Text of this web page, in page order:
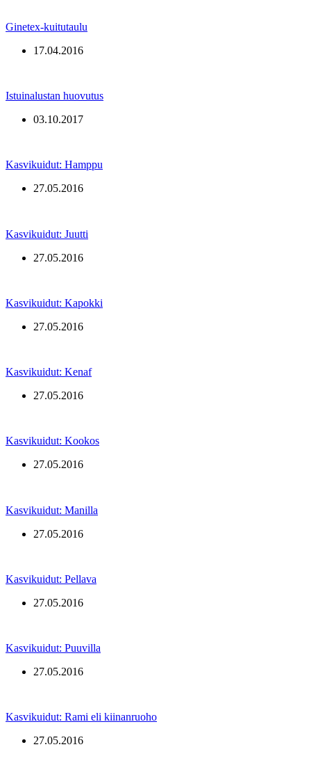
Ginetex-kuitutaulu
17.04.2016
Istuinalustan huovutus
03.10.2017
Kasvikuidut: Hamppu
27.05.2016
Kasvikuidut: Juutti
27.05.2016
Kasvikuidut: Kapokki
27.05.2016
Kasvikuidut: Kenaf
27.05.2016
Kasvikuidut: Kookos
27.05.2016
Kasvikuidut: Manilla
27.05.2016
Kasvikuidut: Pellava
27.05.2016
Kasvikuidut: Puuvilla
27.05.2016
Kasvikuidut: Rami eli kiinanruoho
27.05.2016